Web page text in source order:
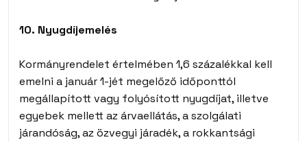
10. Nyugdíjemelés
Kormányrendelet értelmében 1,6 százalékkal kell
emelni a január 1-jét megelőző időponttól
megállapított vagy folyósított nyugdíjat, illetve
egyebek mellett az árvaellátás, a szolgálati
járandóság, az özvegyi járadék, a rokkantsági